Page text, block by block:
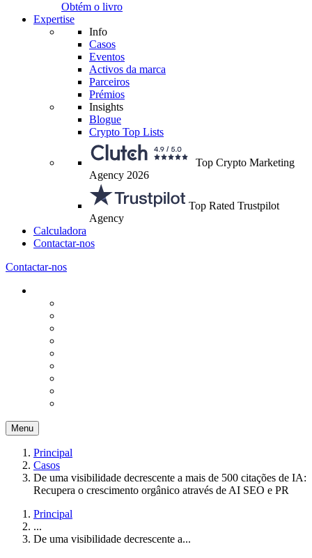
Obtém o livro
Expertise
Info
Casos
Eventos
Activos da marca
Parceiros
Prémios
Insights
Blogue
Crypto Top Lists
Top Crypto Marketing
Agency 2026
Top Rated Trustpilot
Agency
Calculadora
Contactar-nos
Contactar-nos
Menu
Principal
Casos
De uma visibilidade decrescente a mais de 500 citações de IA:
Recupera o crescimento orgânico através de AI SEO e PR
Principal
...
De uma visibilidade decrescente a...